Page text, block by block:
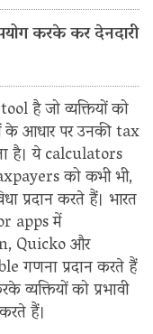
करके कर देनदारी
है जो व्यक्तियों को
आधार पर उनकी tax
है। ये calculators
को कभी भी,
प्रदान करते हैं। भारत
apps में
Quicko और
गणना प्रदान करते हैं
को प्रभावी
हैं।